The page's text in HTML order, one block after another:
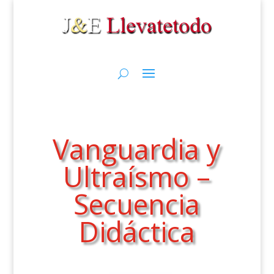
Vanguardia y
Ultraísmo –
Secuencia
Didáctica